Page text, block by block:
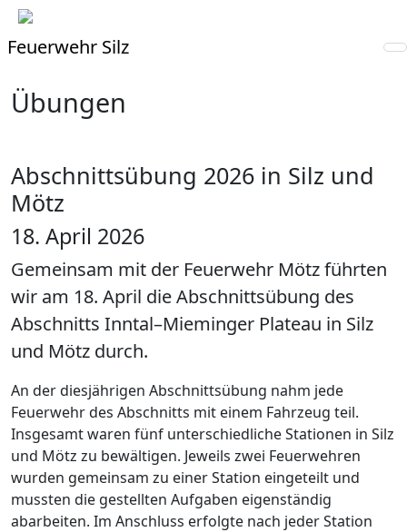
Feuerwehr Silz
Übungen
Abschnittsübung 2026 in Silz und
Mötz
18. April 2026
Gemeinsam mit der Feuerwehr Mötz führten
wir am 18. April die Abschnittsübung des
Abschnitts Inntal–Mieminger Plateau in Silz
und Mötz durch.
An der diesjährigen Abschnittsübung nahm jede
Feuerwehr des Abschnitts mit einem Fahrzeug teil.
Insgesamt waren fünf unterschiedliche Stationen in Silz
und Mötz zu bewältigen. Jeweils zwei Feuerwehren
wurden gemeinsam zu einer Station eingeteilt und
mussten die gestellten Aufgaben eigenständig
abarbeiten. Im Anschluss erfolgte nach jeder Station